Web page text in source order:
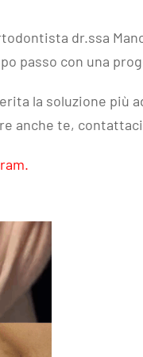
dr.ssa
passo con una
la soluzione più
anche te,